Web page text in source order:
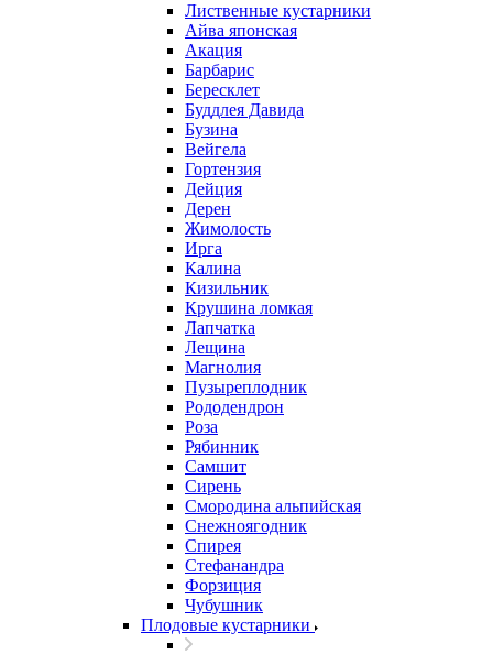
Лиственные кустарники
Айва японская
Акация
Барбарис
Бересклет
Буддлея Давида
Бузина
Вейгела
Гортензия
Дейция
Дерен
Жимолость
Ирга
Калина
Кизильник
Крушина ломкая
Лапчатка
Лещина
Магнолия
Пузыреплодник
Рододендрон
Роза
Рябинник
Самшит
Сирень
Смородина альпийская
Снежноягодник
Спирея
Стефанандра
Форзиция
Чубушник
Плодовые кустарники